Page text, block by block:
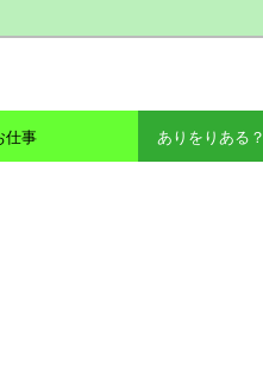
仕事 ありをりある？